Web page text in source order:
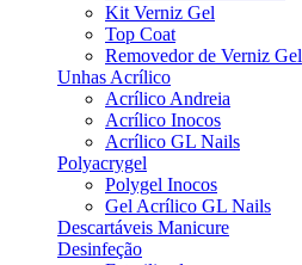
Kit Verniz Gel
Top Coat
Removedor de Verniz Gel
Unhas Acrílico
Acrílico Andreia
Acrílico Inocos
Acrílico GL Nails
Polyacrygel
Polygel Inocos
Gel Acrílico GL Nails
Descartáveis Manicure
Desinfeção